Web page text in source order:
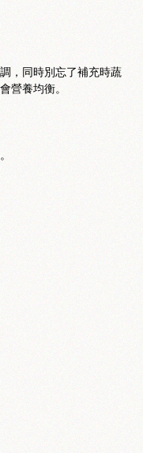
，同時別忘了補充時蔬
營養均衡。